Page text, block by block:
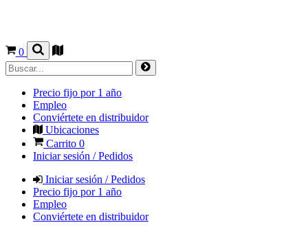
0
Precio fijo por 1 año
Empleo
Conviértete en distribuidor
Ubicaciones
Carrito 0
Iniciar sesión / Pedidos
Iniciar sesión / Pedidos
Precio fijo por 1 año
Empleo
Conviértete en distribuidor